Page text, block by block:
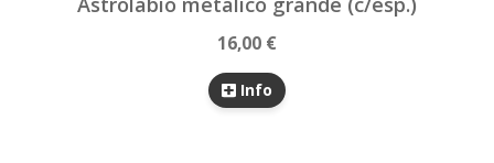
16,00 €
Info